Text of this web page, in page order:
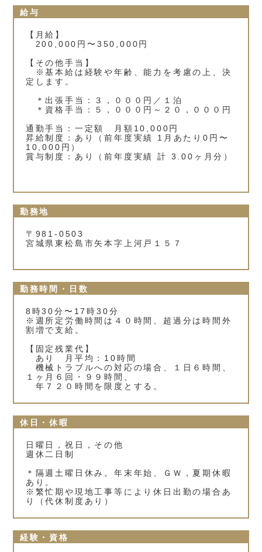
給与
【月給】
200,000円〜350,000円
【その他手当】
※基本給は経験や年齢、能力を考慮の上、決
定します。
＊出張手当：３，０００円／１泊
＊資格手当：５，０００円～２０，０００円
通勤手当：一定額 月額10,000円
昇給制度：あり（前年度実績 1月あたり0円〜
10,000円）
賞与制度：あり（前年度実績 計 3.00ヶ月分）
勤務地
〒981-0503
宮城県東松島市矢本字上河戸１５７
勤務時間・日数
8時30分〜17時30分
※週所定労働時間は４０時間、超過分は時間外
割増で支給。
【固定残業代】
あり 月平均：10時間
機械トラブルへの対応の場合、１日６時間、
１ヶ月６回・９９時間、
年７２０時間を限度とする。
休日・休暇
日曜日，祝日，その他
週休二日制
＊隔週土曜日休み。年末年始、ＧＷ，夏期休暇
あり。
※繁忙期や現地工事等により休日出勤の場合あ
り（代休制度あり）
経験・資格